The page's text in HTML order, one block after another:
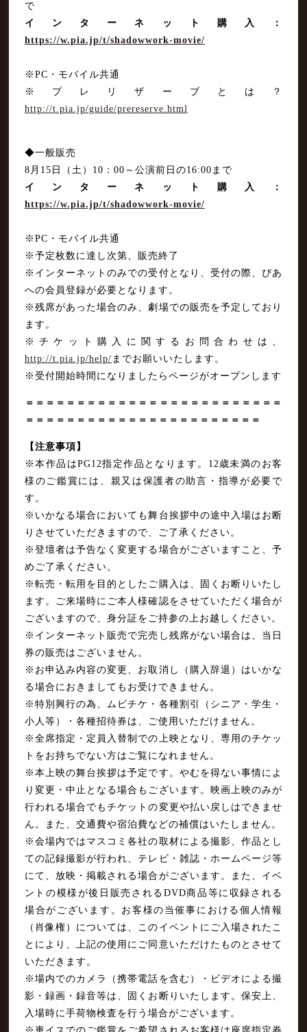
で
インターネット購入：
https://w.pia.jp/t/shadowwork-movie/
※PC・モバイル共通
※プレリザーブとは？
http://t.pia.jp/guide/prereserve.html
◆一般販売
8月15日（土）10：00～公演前日の16:00まで
インターネット購入：
https://w.pia.jp/t/shadowwork-movie/
※PC・モバイル共通
※予定枚数に達し次第、販売終了
※インターネットのみでの受付となり、受付の際、ぴあ
への会員登録が必要となります。
※残席があった場合のみ、劇場での販売を予定しており
ます。
※チケット購入に関するお問合わせは、
http://t.pia.jp/help/ までお願いいたします。
※受付開始時間になりましたらページがオープンします
＝＝＝＝＝＝＝＝＝＝＝＝＝＝＝＝＝＝＝＝＝＝＝＝＝
＝＝＝＝＝＝＝＝＝＝＝＝＝＝＝＝＝＝＝＝＝＝＝
【注意事項】
※本作品はPG12指定作品となります。12歳未満のお客
様のご鑑賞には、親又は保護者の助言・指導が必要で
す。
※いかなる場合においても舞台挨拶中の途中入場はお断
りさせていただきますので、ご了承ください。
※登壇者は予告なく変更する場合がございますこと、予
めご了承ください。
※転売・転用を目的としたご購入は、固くお断りいたし
ます。ご来場時にご本人様確認をさせていただく場合が
ございますので、身分証をご持参の上お越しください。
※インターネット販売で完売し残席がない場合は、当日
券の販売はございません。
※お申込み内容の変更、お取消し（購入辞退）はいかな
る場合におきましてもお受けできません。
※特別興行の為、ムビチケ・各種割引（シニア・学生・
小人等）・各種招待券は、ご使用いただけません。
※全席指定・定員入替制での上映となり、専用のチケッ
トをお持ちでない方はご覧になれません。
※本上映の舞台挨拶は予定です。やむを得ない事情によ
り変更・中止となる場合もございます。映画上映のみが
行われる場合でもチケットの変更や払い戻しはできませ
ん。また、交通費や宿泊費などの補償はいたしません。
※会場内ではマスコミ各社の取材による撮影、作品とし
ての記録撮影が行われ、テレビ・雑誌・ホームページ等
にて、放映・掲載される場合がございます。また、イベ
ントの模様が後日販売されるDVD商品等に収録される
場合がございます。お客様の当催事における個人情報
（肖像権）については、このイベントにご入場されたこ
とにより、上記の使用にご同意いただけたものとさせて
いただきます。
※場内でのカメラ（携帯電話を含む）・ビデオによる撮
影・録画・録音等は、固くお断りいたします。保安上、
入場時に手荷物検査を行う場合がございます。